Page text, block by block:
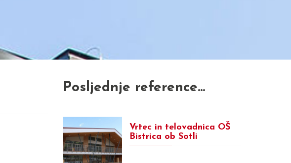
Posljednje reference...
Vrtec in telovadnica OŠ
Bistrica ob Sotli